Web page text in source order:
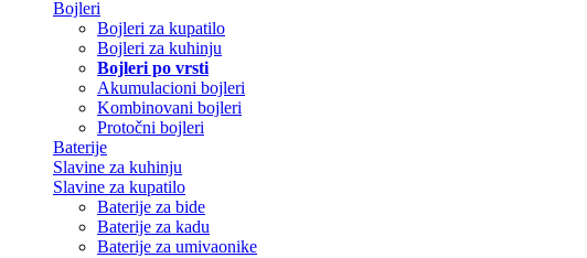
Bojleri
Bojleri za kupatilo
Bojleri za kuhinju
Bojleri po vrsti
Akumulacioni bojleri
Kombinovani bojleri
Protočni bojleri
Baterije
Slavine za kuhinju
Slavine za kupatilo
Baterije za bide
Baterije za kadu
Baterije za umivaonike